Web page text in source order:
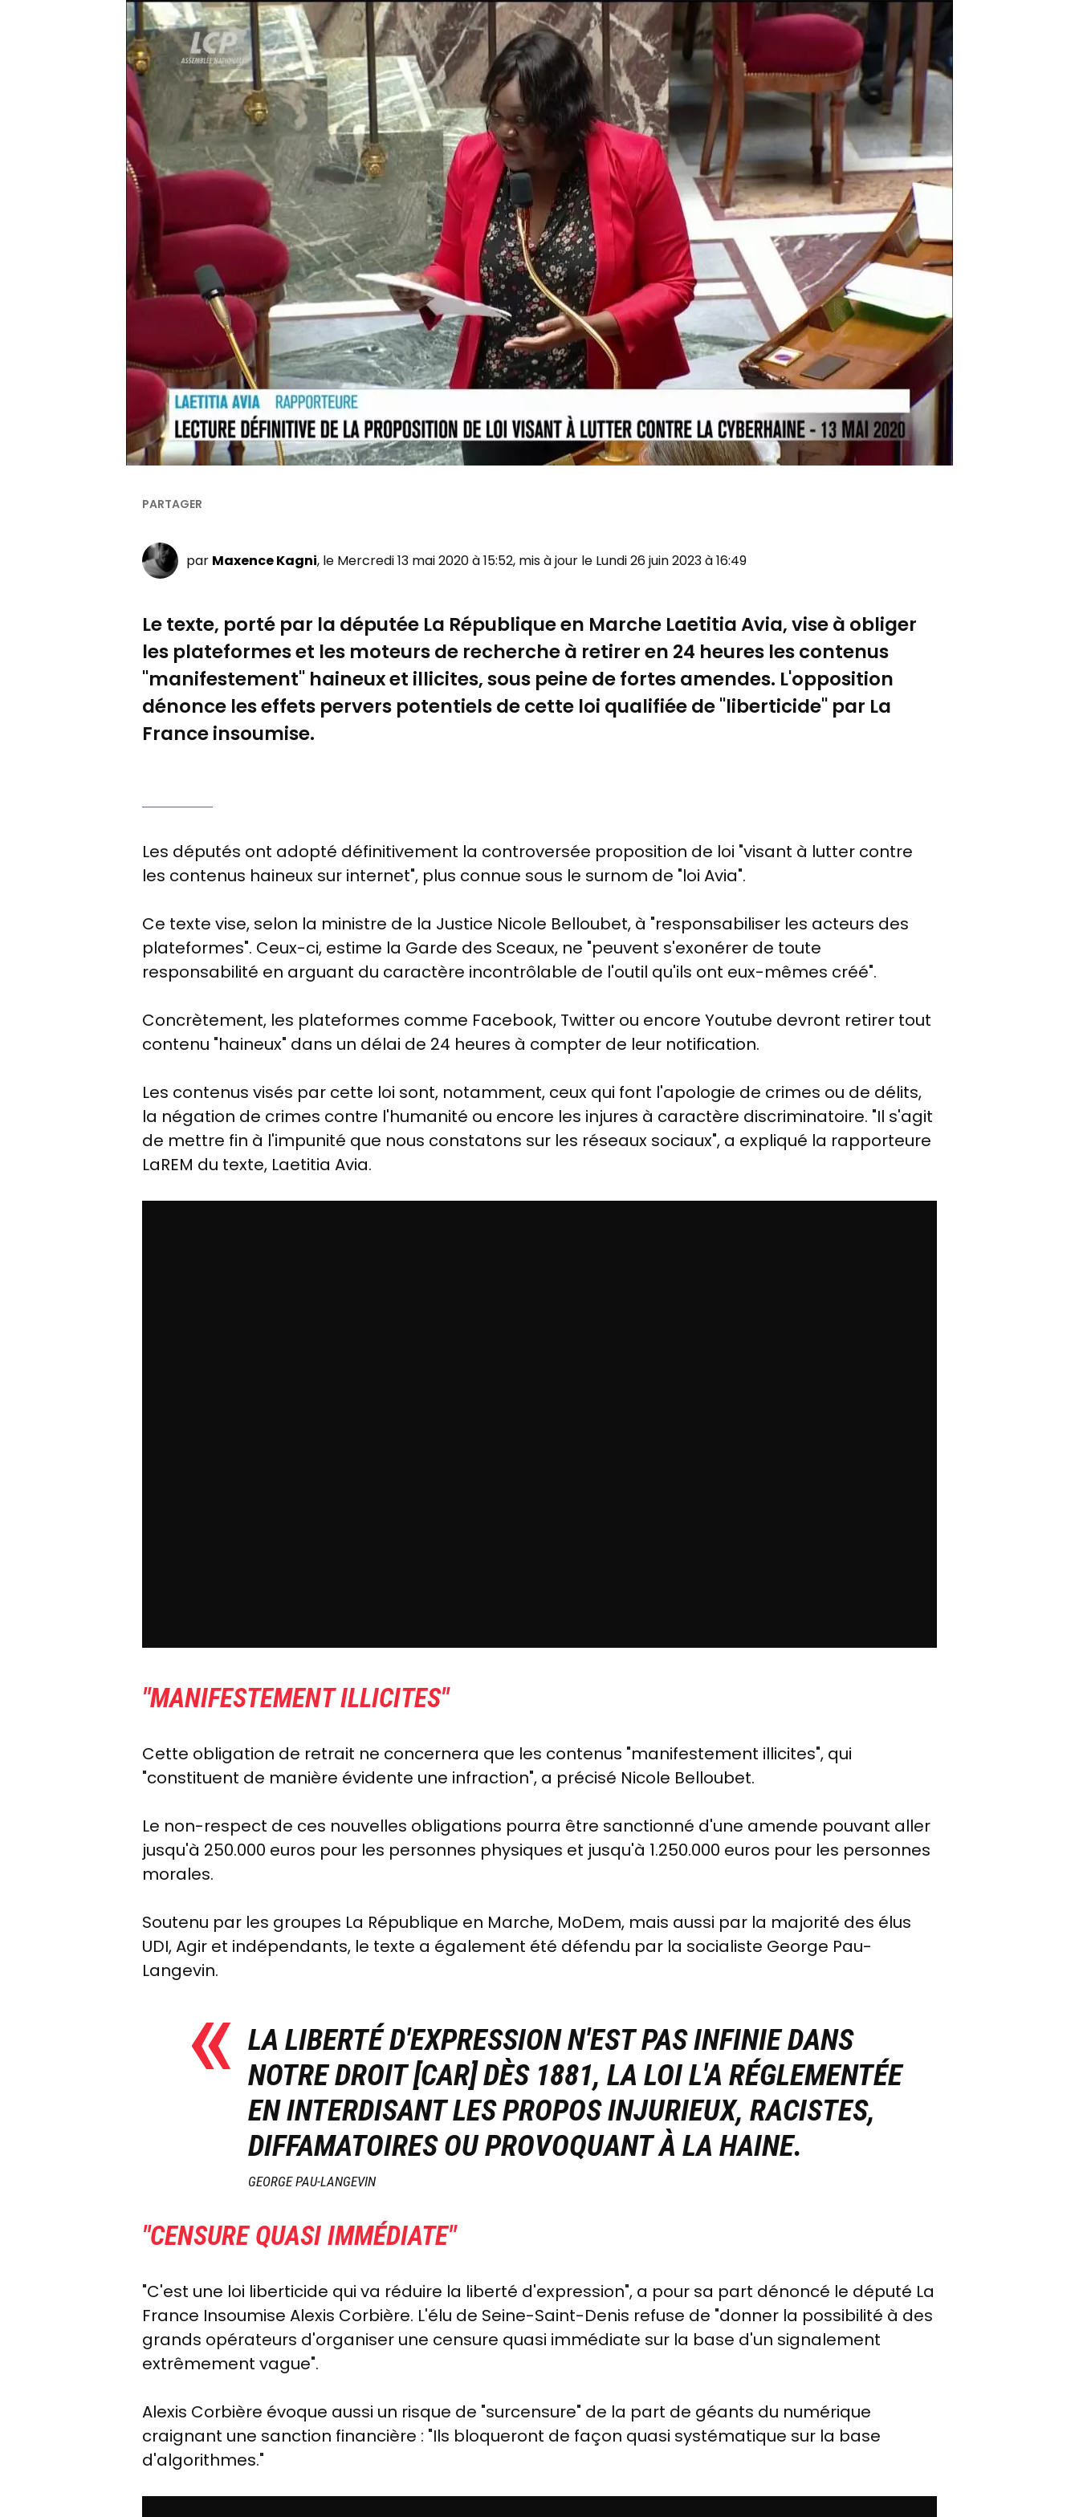
Image
par Maxence Kagni, le Mercredi 13 mai 2020 à 15:52, mis à jour le Lundi 26 juin 2023 à 16:49
Le texte, porté par la députée La République en Marche Laetitia Avia, vise à obliger
les plateformes et les moteurs de recherche à retirer en 24 heures les contenus
"manifestement" haineux et illicites, sous peine de fortes amendes. L'opposition
dénonce les effets pervers potentiels de cette loi qualifiée de "liberticide" par La
France insoumise.
Les députés ont adopté définitivement la controversée proposition de loi "visant à lutter contre
les contenus haineux sur internet", plus connue sous le surnom de "loi Avia".
Ce texte vise, selon la ministre de la Justice Nicole Belloubet, à "responsabiliser les acteurs des
plateformes". Ceux-ci, estime la Garde des Sceaux, ne "peuvent s'exonérer de toute
responsabilité en arguant du caractère incontrôlable de l'outil qu'ils ont eux-mêmes créé".
Concrètement, les plateformes comme Facebook, Twitter ou encore Youtube devront retirer tout
contenu "haineux" dans un délai de 24 heures à compter de leur notification.
Les contenus visés par cette loi sont, notamment, ceux qui font l'apologie de crimes ou de délits,
la négation de crimes contre l'humanité ou encore les injures à caractère discriminatoire. "Il s'agit
de mettre fin à l'impunité que nous constatons sur les réseaux sociaux", a expliqué la rapporteure
LaREM du texte, Laetitia Avia.
"MANIFESTEMENT ILLICITES"
Cette obligation de retrait ne concernera que les contenus "manifestement illicites", qui
"constituent de manière évidente une infraction", a précisé Nicole Belloubet.
Le non-respect de ces nouvelles obligations pourra être sanctionné d'une amende pouvant aller
jusqu'à 250.000 euros pour les personnes physiques et jusqu'à 1.250.000 euros pour les personnes
morales.
Soutenu par les groupes La République en Marche, MoDem, mais aussi par la majorité des élus
UDI, Agir et indépendants, le texte a également été défendu par la socialiste George Pau-
Langevin.
LA LIBERTÉ D'EXPRESSION N'EST PAS INFINIE DANS
NOTRE DROIT [CAR] DÈS 1881, LA LOI L'A RÉGLEMENTÉE
EN INTERDISANT LES PROPOS INJURIEUX, RACISTES,
DIFFAMATOIRES OU PROVOQUANT À LA HAINE.
GEORGE PAU-LANGEVIN
"CENSURE QUASI IMMÉDIATE"
"C'est une loi liberticide qui va réduire la liberté d'expression", a pour sa part dénoncé le député La
France Insoumise Alexis Corbière. L'élu de Seine-Saint-Denis refuse de "donner la possibilité à des
grands opérateurs d'organiser une censure quasi immédiate sur la base d'un signalement
extrêmement vague".
Alexis Corbière évoque aussi un risque de "surcensure" de la part de géants du numérique
craignant une sanction financière : "Ils bloqueront de façon quasi systématique sur la base
d'algorithmes."